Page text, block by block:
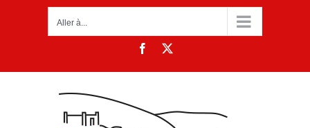
Aller à...
Facebook